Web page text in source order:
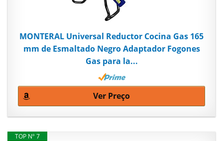
MONTERAL Universal Reductor Cocina Gas 165
mm de Esmaltado Negro Adaptador Fogones
Gas para la...
Ver Preço
TOP Nº 7